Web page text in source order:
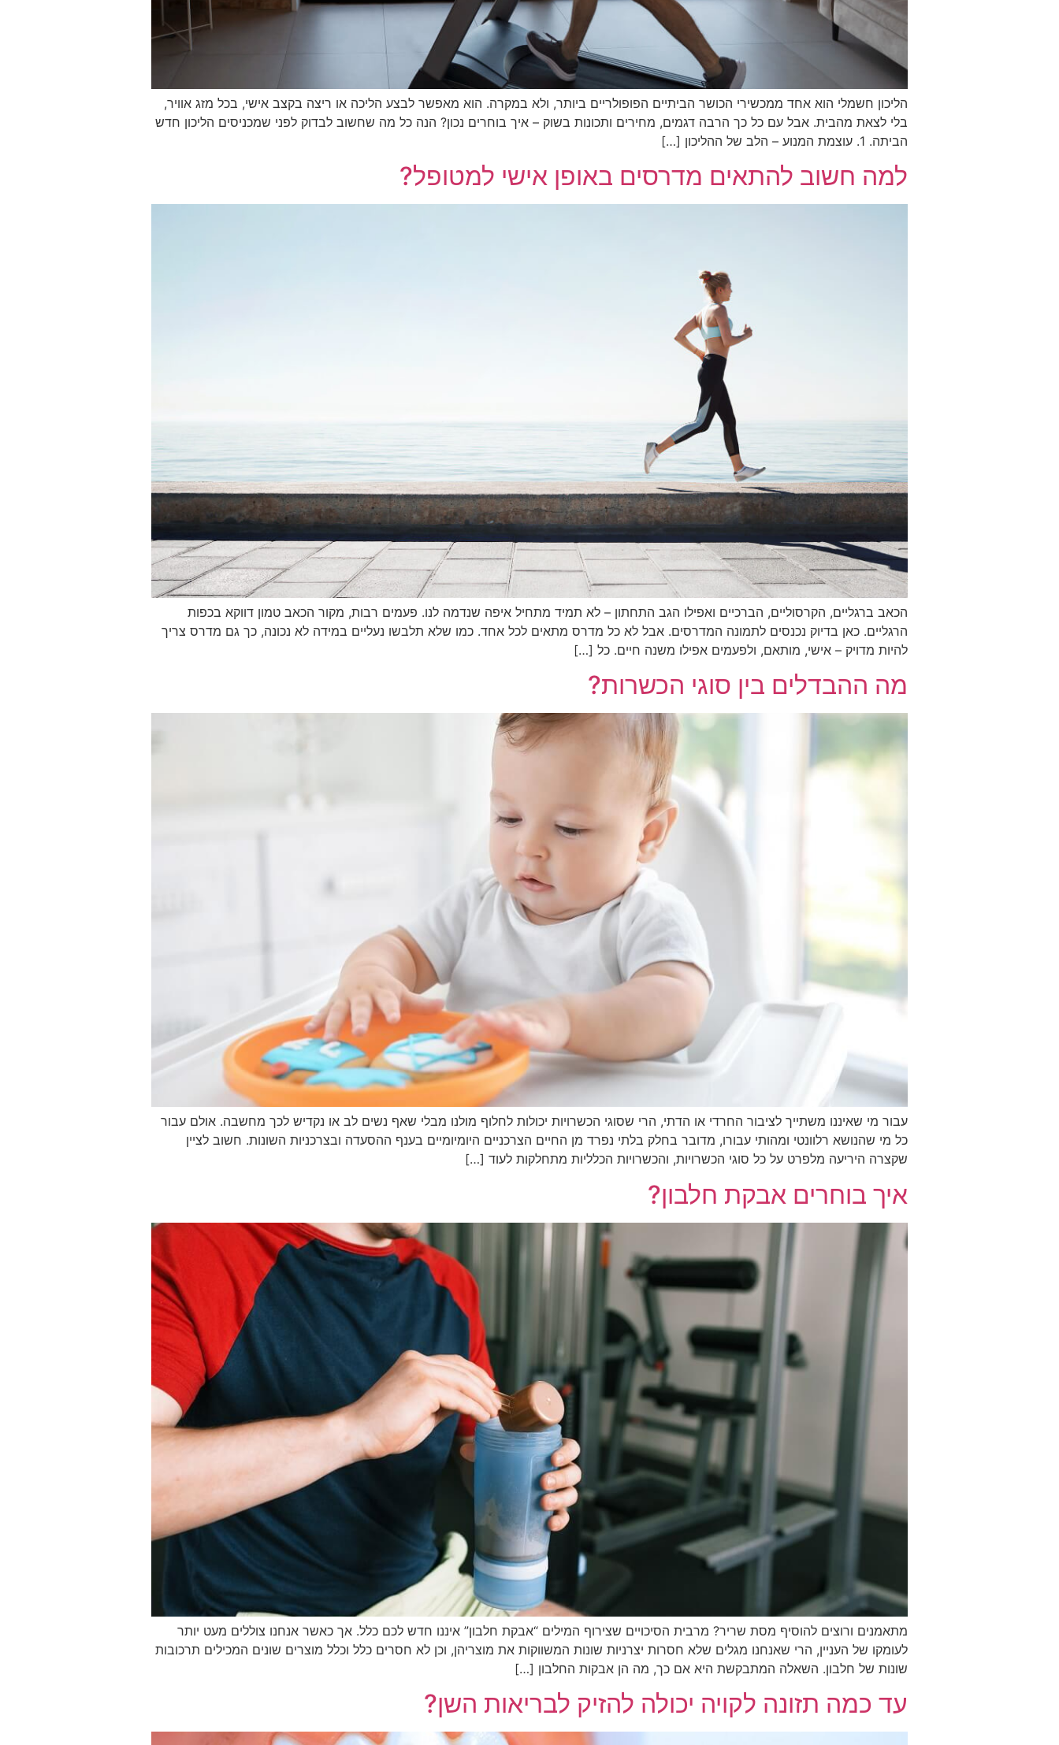
הליכון חשמלי הוא אחד ממכשירי הכושר הביתיים הפופולריים ביותר, ולא במקרה. הוא מאפשר לבצע הליכה או ריצה בקצב אישי, בכל מזג אוויר,
בלי לצאת מהבית. אבל עם כל כך הרבה דגמים, מחירים ותכונות בשוק – איך בוחרים נכון? הנה כל מה שחשוב לבדוק לפני שמכניסים הליכון חדש
הביתה. 1. עוצמת המנוע – הלב של ההליכון […]
למה חשוב להתאים מדרסים באופן אישי למטופל?
הכאב ברגליים, הקרסוליים, הברכיים ואפילו הגב התחתון – לא תמיד מתחיל איפה שנדמה לנו. פעמים רבות, מקור הכאב טמון דווקא בכפות
הרגליים. כאן בדיוק נכנסים לתמונה המדרסים. אבל לא כל מדרס מתאים לכל אחד. כמו שלא תלבשו נעליים במידה לא נכונה, כך גם מדרס צריך
להיות מדויק – אישי, מותאם, ולפעמים אפילו משנה חיים. כל […]
מה ההבדלים בין סוגי הכשרות?
עבור מי שאיננו משתייך לציבור החרדי או הדתי, הרי שסוגי הכשרויות יכולות לחלוף מולנו מבלי שאף נשים לב או נקדיש לכך מחשבה. אולם עבור
כל מי שהנושא רלוונטי ומהותי עבורו, מדובר בחלק בלתי נפרד מן החיים הצרכניים היומיומיים בענף ההסעדה ובצרכניות השונות. חשוב לציין
שקצרה היריעה מלפרט על כל סוגי הכשרויות, והכשרויות הכלליות מתחלקות לעוד […]
איך בוחרים אבקת חלבון?
מתאמנים ורוצים להוסיף מסת שריר? מרבית הסיכויים שצירוף המילים “אבקת חלבון” איננו חדש לכם כלל. אך כאשר אנחנו צוללים מעט יותר
לעומקו של העניין, הרי שאנחנו מגלים שלא חסרות יצרניות שונות המשווקות את מוצריהן, וכן לא חסרים כלל וכלל מוצרים שונים המכילים תרכובות
שונות של חלבון. השאלה המתבקשת היא אם כך, מה הן אבקות החלבון […]
עד כמה תזונה לקויה יכולה להזיק לבריאות השן?